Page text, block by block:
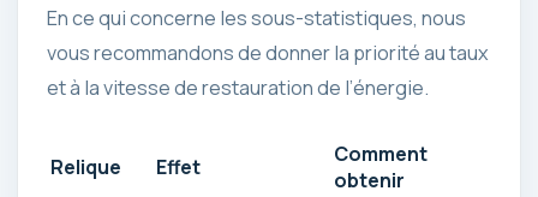
En ce qui concerne les sous-statistiques, nous
vous recommandons de donner la priorité au taux
et à la vitesse de restauration de l’énergie.
Relique Effet
Comment
obtenir